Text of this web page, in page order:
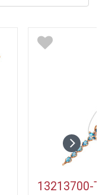
13213700-